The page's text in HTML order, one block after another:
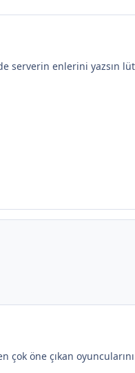
serverin enlerini yazsın
çok öne çıkan